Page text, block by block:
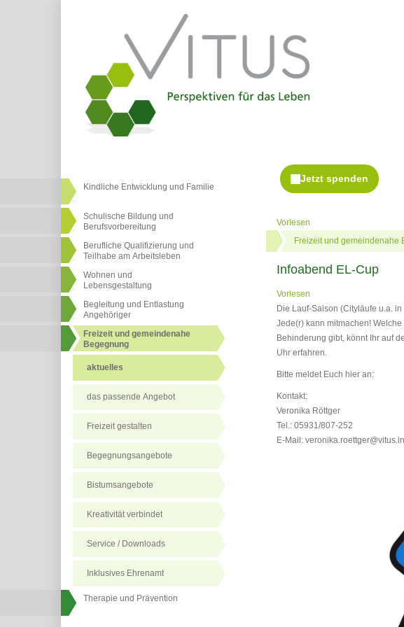
Kindliche Entwicklung und Familie
Schulische Bildung und
Berufsvorbereitung
Berufliche Qualifizierung und
Teilhabe am Arbeitsleben
Wohnen und
Lebensgestaltung
Begleitung und Entlastung
Angehöriger
Freizeit und gemeindenahe
Begegnung
aktuelles
das passende Angebot
Freizeit gestalten
Begegnungsangebote
Bistumsangebote
Kreativität verbindet
Service / Downloads
Inklusives Ehrenamt
Therapie und Prävention
Vorlesen
Freizeit und gemeindenahe
Infoabend EL-Cup
Vorlesen
Die Lauf-Saison (Cityläufe u.a.
Jede(r) kann mitmachen!
Behinderung gibt, könnt Ihr auf
Uhr erfahren.
Bitte meldet Euch hier an:
Kontakt:
Veronika Röttger
Tel.: 05931/807-252
E-Mail: